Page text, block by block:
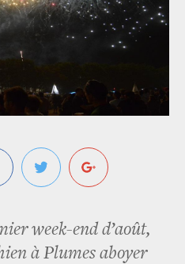
week-end d’août,
à Plumes aboyer